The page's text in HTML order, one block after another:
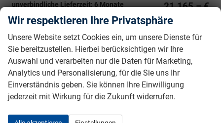
21.165,– €
incl. 19% MwSt.
unverbindliche Lieferzeit: 6 Monate
5-türig, 1.5TSI, 110KW (150PS), 7-Gang DSG,
110 kW (150 PS), 1.498 cm³, 4 Zylinder, Autom.
7-Gang, Frontantrieb, Verbrennungsmotor (ICE), Benzin,
Kraftstoffverbrauch kombiniert 5,4 (WLTP), CO₂-Emission
kombiniert 122.00 g/km (WLTP), CO₂-Klasse D,
Garantieleistung: Fahrzeuggarantie vom Hersteller,
Nichtraucher-Fahrzeug, Fahrzeugnr.: 40156
Rückrufbitte absenden
PDF-Datei, Fahrzeugexposé drucken
Drucken, parken oder vergleichen
Wir respektieren Ihre Privatsphäre
Unsere Website setzt Cookies ein, um unsere Dienste für
Sie bereitzustellen. Hierbei berücksichtigen wir Ihre
Auswahl und verarbeiten nur die Daten für Marketing,
Analytics und Personalisierung, für die Sie uns Ihr
Einverständnis geben. Sie können Ihre Einwilligung
jederzeit mit Wirkung für die Zukunft widerrufen.